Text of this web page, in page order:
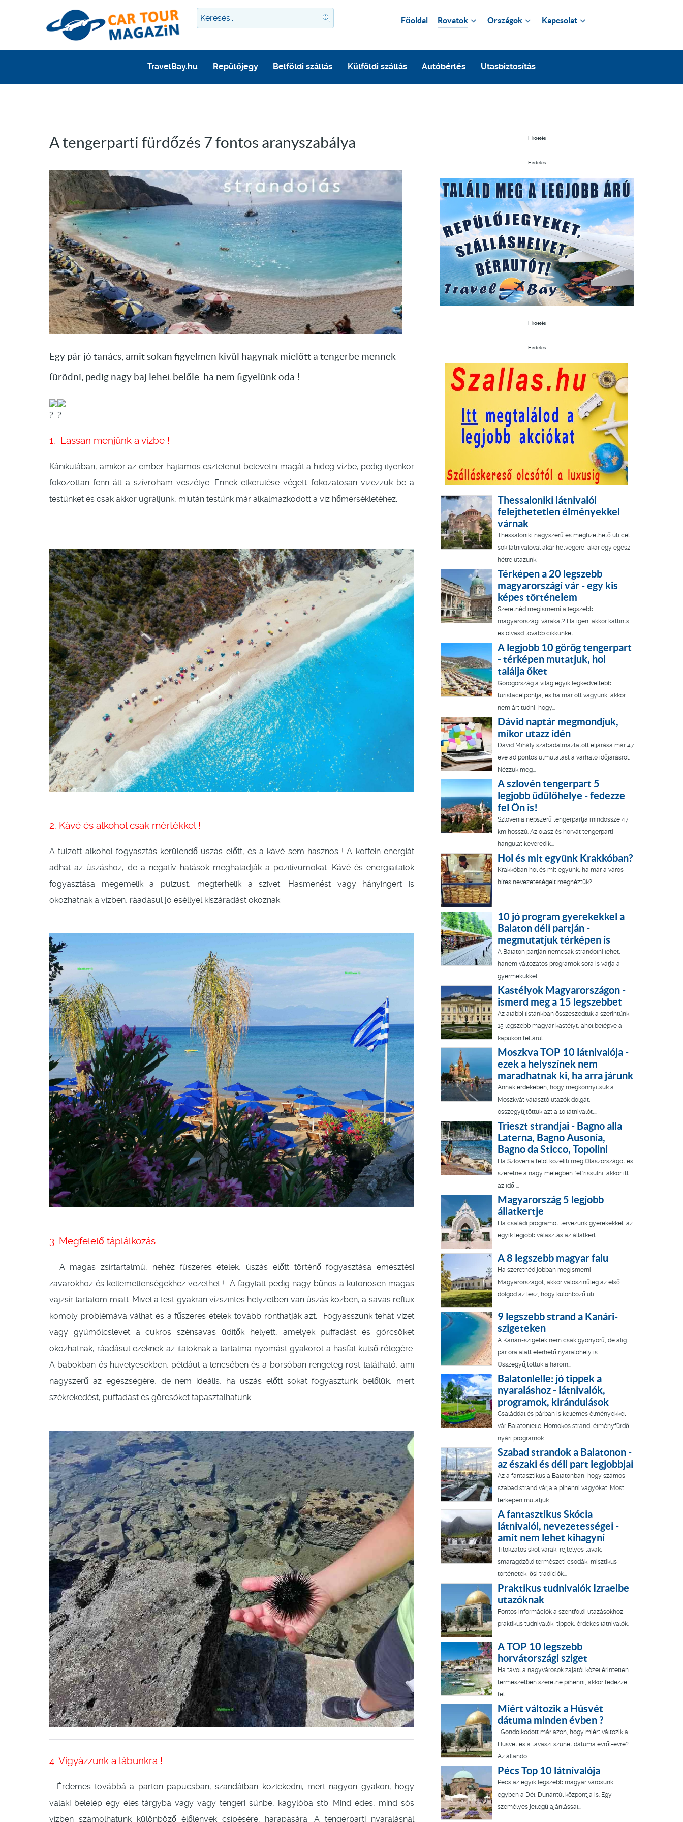
Főoldal Rovatok Országok Kapcsolat
TravelBay.hu Repülőjegy Belföldi szállás Külföldi szállás Autóbérlés Utasbiztosítás
A tengerparti fürdőzés 7 fontos aranyszabálya
Egy pár jó tanács, amit sokan figyelmen kivül hagynak mielőtt a tengerbe mennek
fürödni, pedig nagy baj lehet belőle ha nem figyelünk oda !
1. Lassan menjünk a vízbe !
Kánikulában, amikor az ember hajlamos esztelenül belevetni magát a hideg vízbe, pedig ilyenkor
fokozottan fenn áll a szívroham veszélye. Ennek elkerülése végett fokozatosan vizezzük be a
testünket és csak akkor ugráljunk, miután testünk már alkalmazkodott a víz hőmérsékletéhez.
2. Kávé és alkohol csak mértékkel !
A túlzott alkohol fogyasztás kerülendő úszás előtt, és a kávé sem hasznos ! A koffein energiát
adhat az úszáshoz, de a negatív hatások meghaladják a pozitívumokat. Kávé és energiaitalok
fogyasztása megemelik a pulzust, megterhelik a szivet. Hasmenést vagy hányingert is
okozhatnak a vízben, ráadásul jó eséllyel kiszáradást okoznak.
3. Megfelelő táplálkozás
A magas zsírtartalmú, nehéz fúszeres ételek, úszás előtt történő fogyasztása emésztési
zavarokhoz és kellemetlenségekhez vezethet ! A fagylalt pedig nagy bűnös a különösen magas
vajzsír tartalom miatt. Mivel a test gyakran vízszintes helyzetben van úszás közben, a savas reflux
komoly problémává válhat és a fűszeres ételek tovább ronthatják azt. Fogyasszunk tehát vizet
vagy gyümölcslevet a cukros szénsavas üdítők helyett, amelyek puffadást és görcsöket
okozhatnak, ráadásul ezeknek az italoknak a tartalma nyomást gyakorol a hasfal külső rétegére.
A babokban és hüvelyesekben, például a lencsében és a borsóban rengeteg rost található, ami
nagyszerű az egészségére, de nem ideális, ha úszás előtt sokat fogyasztunk belőlük, mert
székrekedést, puffadást és görcsöket tapasztalhatunk.
4. Vigyázzunk a lábunkra !
Érdemes továbbá a parton papucsban, szandálban közlekedni, mert nagyon gyakori, hogy
valaki belelép egy éles tárgyba vagy vagy tengeri sünbe, kagylóba stb. Mind édes, mind sós
vízben számolhatunk különböző élőlények csípésére, harapására. A tengerparti nyaralásnál
Hirdetés
Hirdetés
Hirdetés
Hirdetés
Thessaloniki látnivalói
felejthetetlen élményekkel
várnak
Thessaloniki nagyszerű és megfizethető úti cél
sok látnivalóval akár hétvégére, akár egy egész
hétre utazunk.
Térképen a 20 legszebb
magyarországi vár - egy kis
képes történelem
Szeretnéd megismerni a legszebb
magyarországi várakat? Ha igen, akkor kattints
és olvasd tovább cikkünket.
A legjobb 10 görög tengerpart
- térképen mutatjuk, hol
találja őket
Görögország a világ egyik legkedveltebb
turistacélpontja, és ha már ott vagyunk, akkor
nem árt tudni, hogy...
Dávid naptár megmondjuk,
mikor utazz idén
Dávid Mihály szabadalmaztatott eljárása már 47
éve ad pontos útmutatást a várható időjárásról.
Nézzük meg...
A szlovén tengerpart 5
legjobb üdülőhelye - fedezze
fel Ön is!
Szlovénia népszerű tengerpartja mindössze 47
km hosszú. Az olasz és horvát tengerparti
hangulat keveredik...
Hol és mit együnk Krakkóban?
Krakkóban hol és mit együnk, ha már a város
híres nevezeteségeit megnéztük?
10 jó program gyerekekkel a
Balaton déli partján -
megmutatjuk térképen is
A Balaton partján nemcsak strandolni lehet,
hanem változatos programok sora is várja a
gyermekükkel...
Kastélyok Magyarországon -
ismerd meg a 15 legszebbet
Az alábbi listánkban összeszedtük a szerintünk
15 legszebb magyar kastélyt, ahol belépve a
kapukon feltárul...
Moszkva TOP 10 látnivalója -
ezek a helyszínek nem
maradhatnak ki, ha arra járunk
Annak érdekében, hogy megkönnyítsük a
Moszkvát választó utazók dolgát,
összegyűjtöttük azt a 10 látnivalót,...
Trieszt strandjai - Bagno alla
Laterna, Bagno Ausonia,
Bagno da Sticco, Topolini
Ha Szlovénia felöl közelíti meg Olaszországot és
szeretne a nagy melegben felfrissülni, akkor itt
az idő,...
Magyarország 5 legjobb
állatkertje
Ha családi programot tervezünk gyerekekkel, az
egyik legjobb választás az állatkert…
A 8 legszebb magyar falu
Ha szeretnéd jobban megismerni
Magyarországot, akkor valószínűleg az első
dolgod az lesz, hogy különböző úti...
9 legszebb strand a Kanári-
szigeteken
A Kanári-szigetek nem csak gyönyörű, de alig
pár óra alatt elérhető nyaralóhely is.
Összegyűjtöttük a három...
Balatonlelle: jó tippek a
nyaraláshoz - látnivalók,
programok, kirándulások
Családdal és párban is kellemes élményekkel
vár Balatonlelle. Homokos strand, élményfürdő,
nyári programok...
Szabad strandok a Balatonon -
az északi és déli part legjobbjai
Az a fantasztikus a Balatonban, hogy számos
szabad strand várja a pihenni vágyókat. Most
térképen mutatjuk...
A fantasztikus Skócia
látnivalói, nevezetességei -
amit nem lehet kihagyni
Titokzatos skót várak, rejtélyes tavak,
smaragdzöld természeti csodák, misztikus
történetek, ősi tradíciók...
Praktikus tudnivalók Izraelbe
utazóknak
Fontos információk a szentföldi utazásokhoz,
praktikus tudnivalók, tippek, érdekes látnivalók.
A TOP 10 legszebb
horvátországi sziget
Ha távol a nagyvárosok zajától közel érintetlen
természetben szeretne pihenni, akkor fedezze
fel...
Miért változik a Húsvét
dátuma minden évben ?
Gondolkodott már azon, hogy miért változik a
Húsvét és a tavaszi szünet dátuma évről-évre?
Az állandó...
Pécs Top 10 látnivalója
Pécs az egyik legszebb magyar városunk,
egyben a Dél-Dunántúl központja is. Egy
személyes jellegű ajánlással...